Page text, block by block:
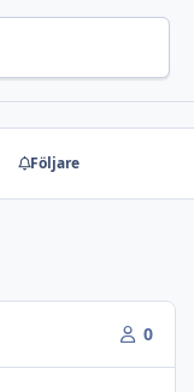
Följare
0